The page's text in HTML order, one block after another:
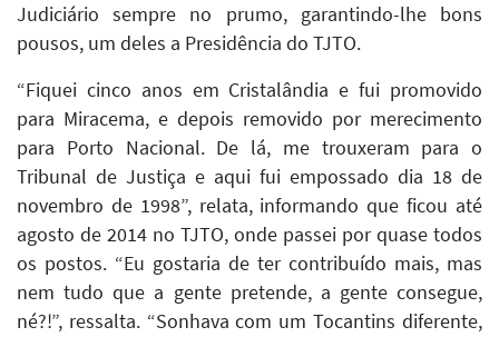
Judiciário sempre no prumo, garantindo-lhe bons
pousos, um deles a Presidência do TJTO.
“Fiquei cinco anos em Cristalândia e fui promovido
para Miracema, e depois removido por merecimento
para Porto Nacional. De lá, me trouxeram para o
Tribunal de Justiça e aqui fui empossado dia 18 de
novembro de 1998”, relata, informando que ficou até
agosto de 2014 no TJTO, onde passei por quase todos
os postos. “Eu gostaria de ter contribuído mais, mas
nem tudo que a gente pretende, a gente consegue,
né?!”, ressalta. “Sonhava com um Tocantins diferente,